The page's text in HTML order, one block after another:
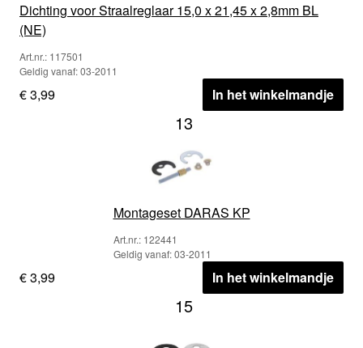
Dichting voor Straalreglaar 15,0 x 21,45 x 2,8mm BL
(NE)
Art.nr.: 117501
Geldig vanaf: 03-2011
€ 3,99 In het winkelmandje
13
Montageset DARAS KP
Art.nr.: 122441
Geldig vanaf: 03-2011
€ 3,99 In het winkelmandje
15